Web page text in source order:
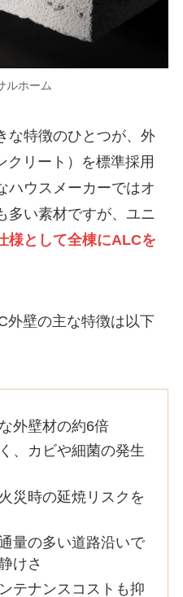
ルホーム
な特徴のひとつが、外
クリート）を標準採用
ハウスメーカーではオ
多い素材ですが、ユニ
様として全棟にALCを
外壁の主な特徴は以下
外壁材の約6倍
、カビや細菌の発生
災時の延焼リスクを
量の多い道路沿いで
けさ
テナンスコストも抑